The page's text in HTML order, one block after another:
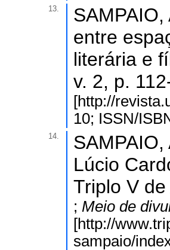
13.
entre
literária e
v. 2, p.
[http://
10; ISSN/
14.
Lúcio
Triplo V
; Meio de
[http://
sampaio/